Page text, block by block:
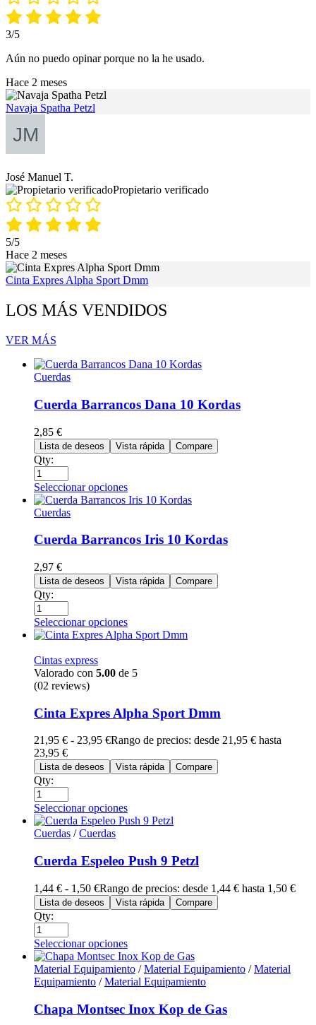
3/5
Aún no puedo opinar porque no la he usado.
Hace 2 meses
Navaja Spatha Petzl
José Manuel T.
Propietario verificado
5/5
Hace 2 meses
Cinta Expres Alpha Sport Dmm
LOS MÁS VENDIDOS
VER MÁS
Cuerdas
Cuerda Barrancos Dana 10 Kordas
2,85 €
Lista de deseos Vista rápida Compare
Qty:
Seleccionar opciones
Cuerdas
Cuerda Barrancos Iris 10 Kordas
2,97 €
Lista de deseos Vista rápida Compare
Qty:
Seleccionar opciones
Cintas express
Valorado con 5.00 de 5
(02 reviews)
Cinta Expres Alpha Sport Dmm
21,95 € - 23,95 €Rango de precios: desde 21,95 € hasta
23,95 €
Lista de deseos Vista rápida Compare
Qty:
Seleccionar opciones
Cuerdas /Cuerdas
Cuerda Espeleo Push 9 Petzl
1,44 € - 1,50 €Rango de precios: desde 1,44 € hasta 1,50 €
Lista de deseos Vista rápida Compare
Qty:
Seleccionar opciones
Material Equipamiento /Material Equipamiento /Material
Equipamiento /Material Equipamiento
Chapa Montsec Inox Kop de Gas